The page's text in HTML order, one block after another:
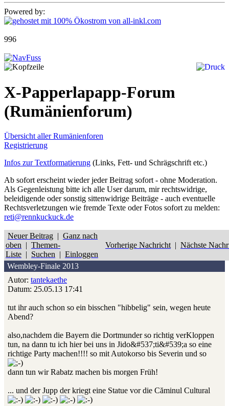
Powered by:
996
X-Papperlapapp-Forum
(Rumänienforum)
Übersicht aller Rumänienforen
Registrierung
Infos zur Textformatierung (Links, Fett- und Schrägschrift etc.)
Ab sofort erscheint wieder jeder Beitrag sofort - ohne Moderation.
Als Gegenleistung bitte ich alle User darum, mir rechtswidrige,
beleidigende oder sonstig sittenwidrige Beiträge - auch eventuelle
Rechtsverletzungen wie fremde Texte oder Fotos sofort zu melden:
reti@rennkuckuck.de
Neuer Beitrag | Ganz nach
oben | Themen-
Liste | Suchen | Einloggen
Vorherige Nachricht | Nächste
Wembley-Finale 2013
Autor: tantekaethe
Datum: 25.05.13 17:41
tut ihr auch schon so ein bisschen "hibbelig" sein, wegen heute
Abend?
also,nachdem die Bayern die Dortmunder so richtig verKloppen
tun, na dann tu ich hier bei uns in Jido&#537;ti&#539;a so eine
richtige Party machen!!!! so mit Autokorso bis Severin und so
dann tun wir Rabatz machen bis morgen Früh!
... und der Jupp der kriegt eine Statue vor die Căminul Cultural